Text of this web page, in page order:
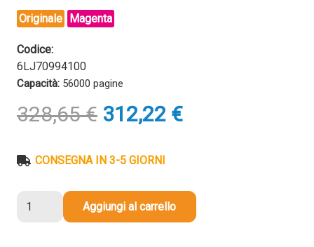
Originale Magenta
Codice:
6LJ70994100
Capacità: 56000 pagine
328,65€ Il
prezzo
era:
312,22 €Il
prezzo
CONSEGNA IN 3-5 GIORNI
Developer
Aggiungi al carrello